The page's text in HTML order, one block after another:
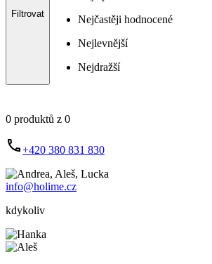
Filtrovat
Nejčastěji hodnocené
Nejlevnější
Nejdražší
0 produktů z 0
+420 380 831 830
info@holime.cz
kdykoliv